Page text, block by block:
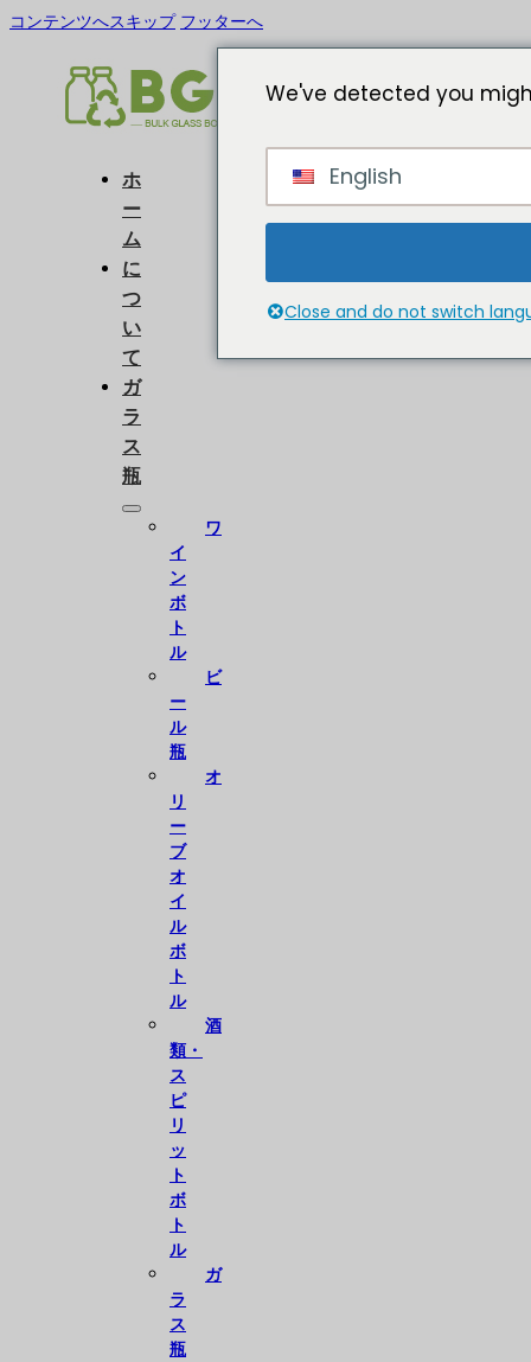
コンテンツへスキップ フッターへ
ホ
ー
ム
に
つ
い
て
ガ
ラ
ス
瓶
ワ
イ
ン
ボ
ト
ル
ビ
ー
ル
瓶
オ
リ
ー
ブ
オ
イ
ル
ボ
ト
ル
酒
類・
ス
ピ
リ
ッ
ト
ボ
ト
ル
ガ
ラ
ス
瓶
We've detected you
English
Close and do not switch